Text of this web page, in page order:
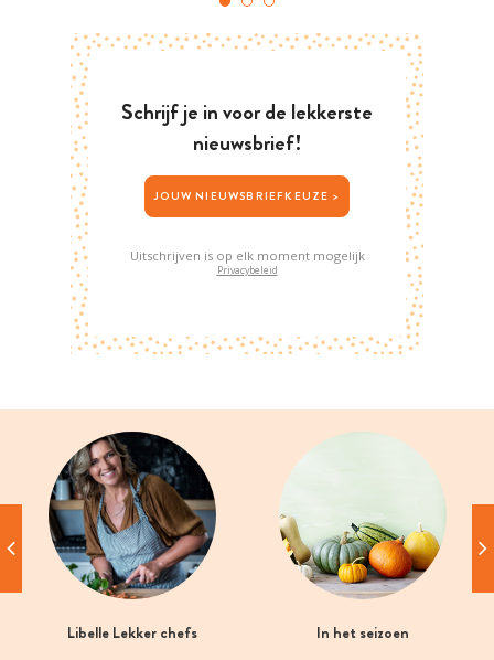
Schrijf je in voor de lekkerste
nieuwsbrief!
JOUW NIEUWSBRIEFKEUZE >
Uitschrijven is op elk moment mogelijk
Privacybeleid
Libelle Lekker chefs In het seizoen